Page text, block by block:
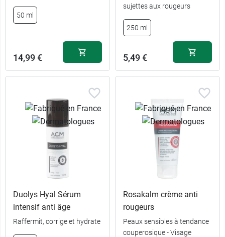
50 ml
14,99 €
sujettes aux rougeurs
250 ml
5,49 €
Duolys Hyal Sérum
intensif anti âge
Raffermit, corrige et hydrate
Rosakalm crème anti
rougeurs
Peaux sensibles à tendance
couperosique - Visage